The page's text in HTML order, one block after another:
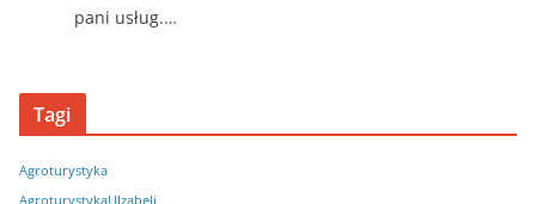
pani usług.…
Tagi
Agroturystyka